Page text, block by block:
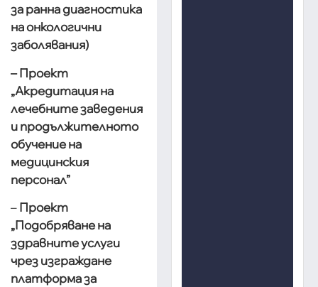
за ранна диагностика
на онкологични
заболявания)
– Проект
„Aкредитация на
лечебните заведения
и продължителното
обучение на
медицинския
персонал”
–Проект
„Подобряване на
здравните услуги
чрез изграждане
платформа за